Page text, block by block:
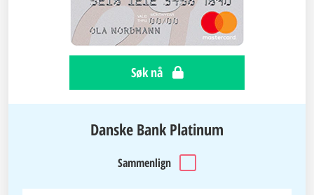
Søk nå
Danske Bank Platinum
Sammenlign